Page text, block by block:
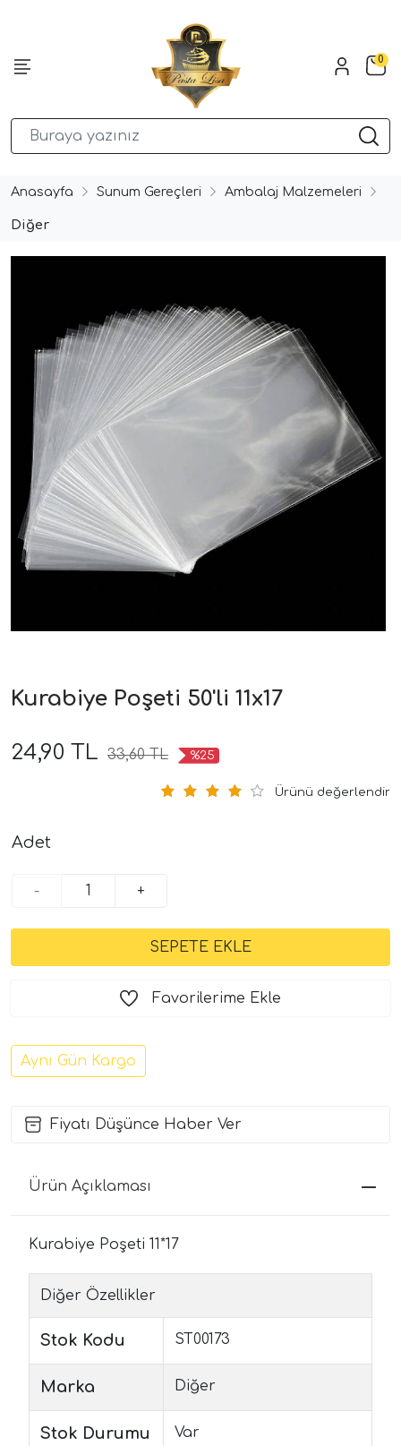
0
Anasayfa Sunum Gereçleri Ambalaj Malzemeleri
Diğer
Kurabiye Poşeti 50'li 11x17
24,90 TL 33,60 TL %25
Ürünü değerlendir
Adet
- +
Favorilerime Ekle
Aynı Gün Kargo
Fiyatı Düşünce Haber Ver
Ürün Açıklaması
Kurabiye Poşeti 11*17
Diğer Özellikler
Stok Kodu ST00173
Marka Diğer
Stok Durumu Var